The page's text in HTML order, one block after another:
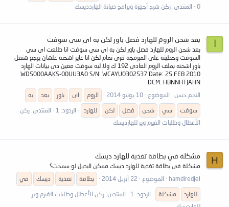
0
المنتدى: ركن شرح أجهزة وبرامج صيانة الهاردديسك
بعد شحن الروم للهارد فصل باور لكن به اى سى سوفت
بعد شحن الروم للهارد فصل باور لكن به اى سى سوفت انا طلعت اى سى
السوفت وحطيته على المبرمجه قرى تمام لكن انا عايز اشحنه علشان يرجع شتغل
باور اشحنه بملف الروم العادى 192 ك ولا ليه سوفت معين دى بيانات الهارد
WD5000AAKS-00UU3A0 S/N: WCAYU0302537 Date: 25 FEB 2010
DCM: HBNNHTJAHN
النجم حسن
الموضوع 10 يونيو 2014 الروم اى باور بعد
به
سوفت
سي شحن فصل لكن للهارد الردود: 1 المنتدى: ركن
الأعطال وطلبات الفيرم وير للهارديسك
H مشكلة في بطاقة تغذية للهارد ديسك
مشكلة في بطاقة تغذية للهارد ديسك ممكن البديل لو سمحت؟
hamdiredjel
الموضوع 22 أبريل 2014 بطاقة تغذية ديسك
في
للهارد
مشكلة الردود: 1 المنتدى: ركن الأعطال وطلبات الفيرم وير